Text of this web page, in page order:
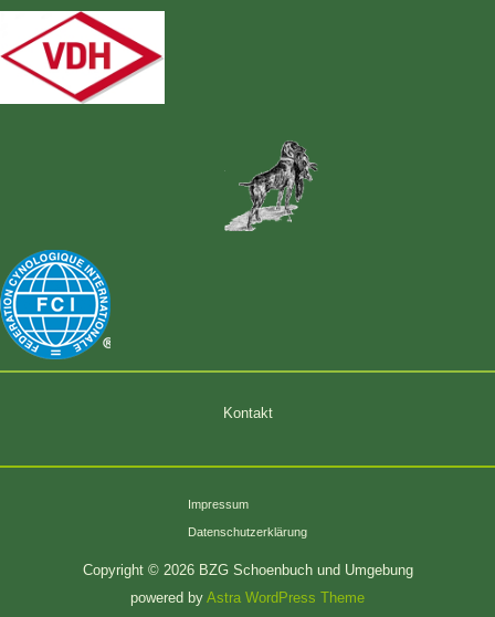
Kontakt
Impressum
Datenschutzerklärung
Copyright © 2026 BZG Schoenbuch und Umgebung
powered by Astra WordPress Theme